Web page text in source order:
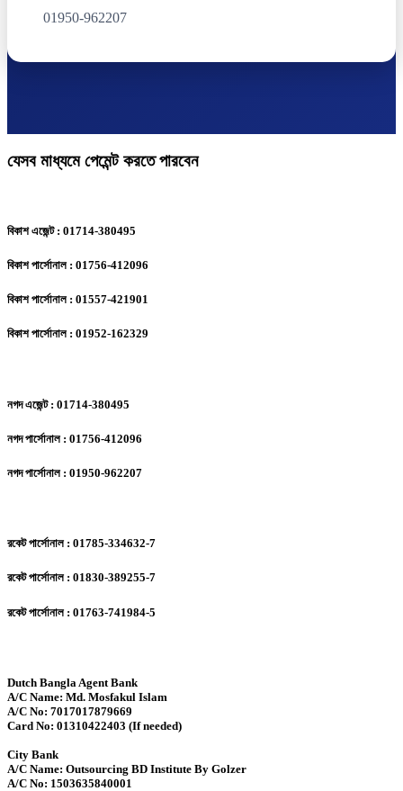
01950-962207
যেসব মাধ্যমে পেমেন্ট করতে পারবেন
বিকাশ এজেন্ট : 01714-380495
বিকাশ পার্সোনাল : 01756-412096
বিকাশ পার্সোনাল : 01557-421901
বিকাশ পার্সোনাল : 01952-162329
নগদ এজেন্ট : 01714-380495
নগদ পার্সোনাল : 01756-412096
নগদ পার্সোনাল : 01950-962207
রকেট পার্সোনাল : 01785-334632-7
রকেট পার্সোনাল : 01830-389255-7
রকেট পার্সোনাল : 01763-741984-5
Dutch Bangla Agent Bank
A/C Name: Md. Mosfakul Islam
A/C No: 7017017879669
Card No: 01310422403 (If needed)
City Bank
A/C Name: Outsourcing BD Institute By Golzer
A/C No: 1503635840001